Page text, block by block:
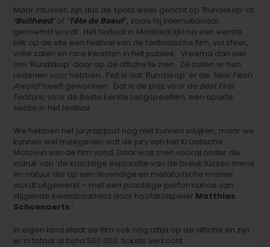
Maar intussen zijn dus de spots weer gericht op ‘Rundskop’ of
‘Bullhead’of ‘Tête de Boeuf’, zoals hij internationaal
genoemd wordt. Het festival in Montreal lijkt na een eerste
blik op de site een festival van de fantastische film, vol sfeer,
volle zalen en rare kwasten in het publiek. Vreemd dan wel
om ‘Rundskop’ daar op de affiche te zien. Ze zullen er hun
redenen voor hebben. Feit is dat ‘Rundskop’ er de ‘New Flesh
Award’heeft gewonnen. Dat is de prijs voor de Best First
Feature, voor de Beste Eerste Langspeelfilm, een aparte
sectie in het festival.
We hebben het juryrapport nog niet kunnen inkijken, maar we
kunnen wel meegeven wat de jury van het Kroatische
Motovun van de film vond. Daar was men vooral onder de
indruk van ‘de krachtige exploratie van de breuk tussen mens
en natuur die op een levendige en metaforische manier
wordt uitgewerkt – met een prachtige performance van
stijgende kwetsbaarheid door hoofdrolspeler Matthias
Schoenaerts.’
In eigen land staat de film ook nog altijd op de affiche en zijn
er in totaal al bijna 500.000. tickets verkocht.